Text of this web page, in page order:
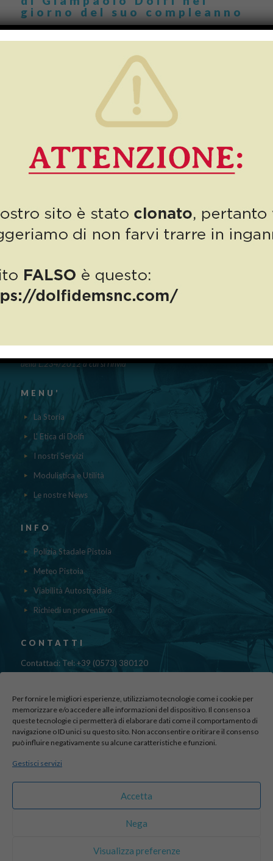
Per fornire le migliori esperienze, utilizziamo tecnologie come i cookie per
memorizzare e/o accedere alle informazioni del dispositivo. Il consenso a
queste tecnologie ci permetterà di elaborare dati come il comportamento di
navigazione o ID unici su questo sito. Non acconsentire o ritirare il consenso
può influire negativamente su alcune caratteristiche e funzioni.
Gestisci servizi
Accetta
Nega
Visualizza preferenze
giorno del suo compleanno
Oggi, 19 Novembre 2024, è un giorno importante per noi di
Giampaolo Dolfi, fondatore dell’azienda e padre […]
PUBBLICAZIONE AIUTI DI STATO
della L.234/2012 a cui si rinvia“
MENU’
La Storia
L' Etica di Dolfi
I nostri Servizi
Modulistica e Utilità
Le nostre News
INFO
Polizia Stadale Pistoia
Meteo Pistoia
Viabilità Autostradale
Richiedi un preventivo
CONTATTI
Contattaci: Tel: +39 (0573) 380120
Fax: 39 (0573) 985420
Via di Canapale, 10
51100 PISTOIA
Find us here:
sito realizzato da
Reserved | Credits